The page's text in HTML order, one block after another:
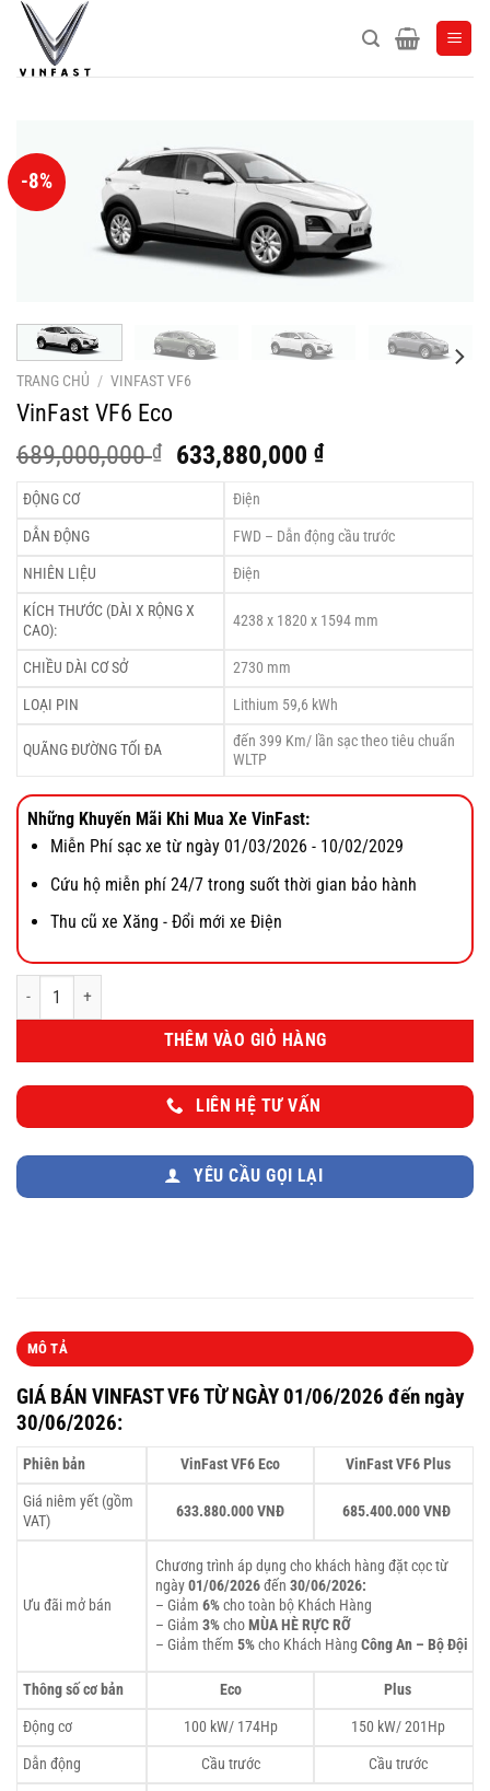
nội
-8%
TRANG CHỦ / VINFAST VF6
VinFast VF6 Eco
689,000,000₫
Giá
689,000,000 ₫.
633,880,000₫Giá
là:
ĐỘNG CƠ Điện
DẪN ĐỘNG FWD – Dẫn động cầu trước
NHIÊN LIỆU Điện
KÍCH THƯỚC (DÀI X RỘNG X
CAO):
4238 x 1820 x 1594 mm
CHIỀU DÀI CƠ SỞ 2730 mm
LOẠI PIN Lithium 59,6 kWh
QUÃNG ĐƯỜNG TỐI ĐA
đến 399 Km/ lần sạc theo tiêu chuẩn
WLTP
Những Khuyến Mãi Khi Mua Xe VinFast:
Miễn Phí sạc xe từ ngày 01/03/2026 - 10/02/2029
Cứu hộ miễn phí 24/7 trong suốt thời gian bảo hành
Thu cũ xe Xăng - Đổi mới xe Điện
VinFast VF6 Eco số lượng
THÊM VÀO GIỎ HÀNG
LIÊN HỆ TƯ VẤN
YÊU CẦU GỌI LẠI
MÔ TẢ
GIÁ BÁN VINFAST VF6 TỪ NGÀY 01/06/2026 đến ngày
30/06/2026:
Phiên bản VinFast VF6 Eco
VinFast VF6 Plus
Giá niêm yết (gồm
VAT)
633.880.000 VNĐ 685.400.000 VNĐ
Ưu đãi mở bán
Chương trình áp dụng cho khách hàng đặt cọc từ
ngày01/06/2026đến30/06/2026:
– Giảm6%cho toàn bộ Khách Hàng
– Giảm3%choMÙA HÈ RỰC RỠ
– Giảm thếm5%cho Khách HàngCông An – Bộ Đội
Thông số cơ bản Eco
Plus
Động cơ
100 kW/ 174Hp
150 kW/ 201Hp
Dẫn động
Cầu trước
Cầu trước